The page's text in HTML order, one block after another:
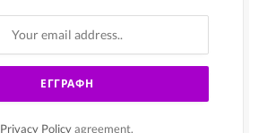
Privacy Policy agreement.